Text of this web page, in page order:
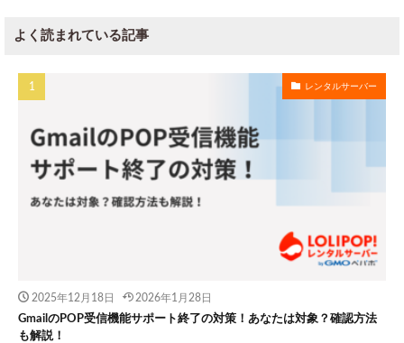
よく読まれている記事
レンタルサーバー
2025年12月18日 2026年1月28日
GmailのPOP受信機能サポート終了の対策！あなたは対象？確認方法
も解説！